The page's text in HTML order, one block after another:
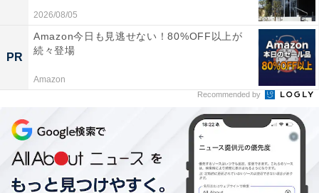
れていて、『ピーナッツ』ファン必見のトールマグにな
っています。さらにホワイトは他の3種に比べて数が少
なく設定されている“レアマグ”です。
トールマグのサイズは、上面の直径89ｍｍ、底面の直径
64mm、高さ106mm、容量380ml。数量限定のため、な
くなり次第販売終了となります。
2026/08/05
PR
Amazon今日も見逃せない！80%OFF以上が
続々登場
Amazon
Recommended by